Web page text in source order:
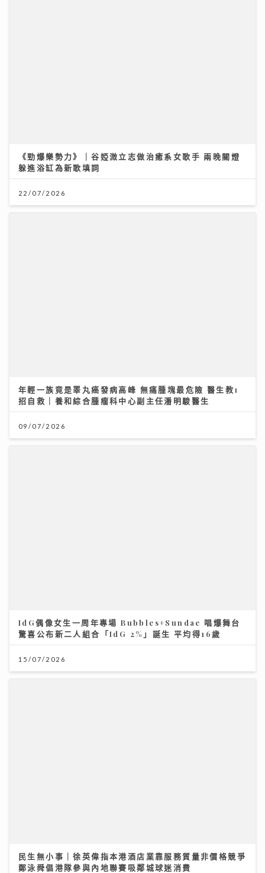
《勁爆樂勢力》｜谷婭溦立志做治癒系女歌手 兩晚關燈
躲進浴缸為新歌填詞
22/07/2026
年輕一族竟是睪丸癌發病高峰 無痛腫塊最危險 醫生教1
招自救｜養和綜合腫瘤科中心副主任潘明駿醫生
09/07/2026
IdG偶像女生一周年專場 Bubbles+Sundae 唱爆舞台
驚喜公布新二人組合「IdG 2%」誕生 平均得16歲
15/07/2026
民生無小事｜徐英偉指本港酒店業靠服務質量非價格競爭
鄭泳舜倡港隊參與內地聯賽吸鄰城球迷消費